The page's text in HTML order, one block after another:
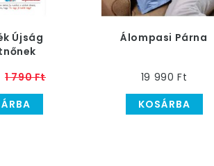
Újság
1 790 Ft
Álompasi Párna
19 990 Ft
KOSÁRBA